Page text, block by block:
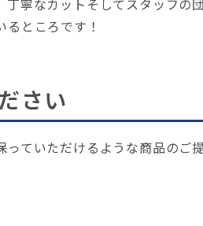
寧なカットそしてスタッフの団
ところです！
さい
ていただけるような商品のご